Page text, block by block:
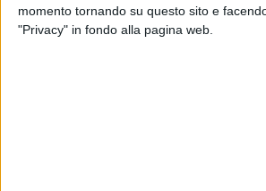
momento tornando su questo sito e
"Privacy" in fondo alla pagina web.